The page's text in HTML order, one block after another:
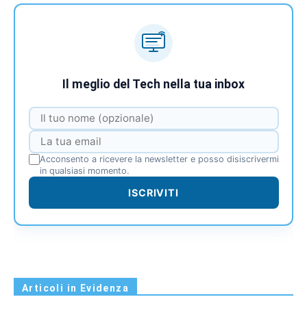
Il meglio del Tech nella tua inbox
Acconsento a ricevere la newsletter e posso disiscrivermi
in qualsiasi momento.
ISCRIVITI
Articoli in Evidenza